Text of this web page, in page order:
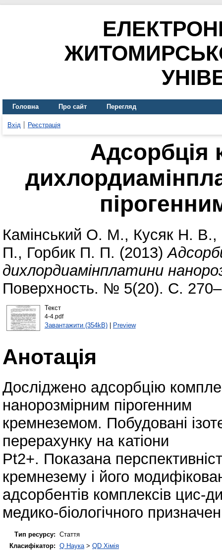
Головна Про сайт Перегляд
Вхід Реєстрація
Адсорбція
Камінський О. М., Кусяк Н. В.,
П., Горбик П. П. (2013)
дихлордиамінплатини
Поверхность. № 5(20). С.
Текст
4-4.pdf
Завантажити (354kB)| Preview
Анотація
Досліджено адсорбцію
нанорозмірним пірогенним
кремнеземом. Побудовані
перерахунку на катіони
Pt2+. Показана
кремнезему і його
адсорбентів комплексів цис-
медико-біологічного
Тип ресурсу: Стаття
Класифікатор: Q Наука > QD Хімія